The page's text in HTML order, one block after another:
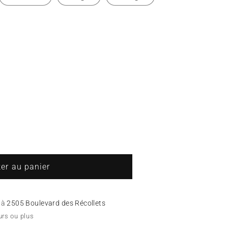
au panier
à2505 Boulevard des Récollets
ou plus